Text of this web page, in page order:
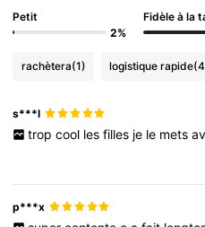
Petit
2%
Fidèle à la
rachètera(1) logistique rapide
s***l
trop cool les filles je le mets
p***x